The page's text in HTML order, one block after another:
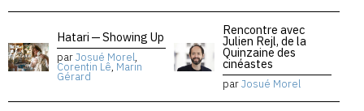
Hatari — Showing Up
parJosué Morel,
Corentin Lê, Marin
Gérard
Rencontre avec
Julien Rejl, de la
Quinzaine des
cinéastes
parJosué Morel